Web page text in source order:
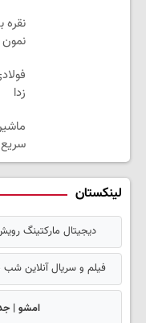
نمون
زدا
لینکستان
دیجیتال مارکتینگ
فیلم و سریال آنلاین شب
امشو |